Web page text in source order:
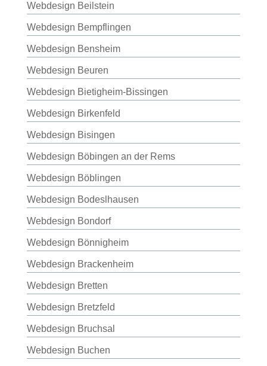
Webdesign Beilstein
Webdesign Bempflingen
Webdesign Bensheim
Webdesign Beuren
Webdesign Bietigheim-Bissingen
Webdesign Birkenfeld
Webdesign Bisingen
Webdesign Böbingen an der Rems
Webdesign Böblingen
Webdesign Bodeslhausen
Webdesign Bondorf
Webdesign Bönnigheim
Webdesign Brackenheim
Webdesign Bretten
Webdesign Bretzfeld
Webdesign Bruchsal
Webdesign Buchen